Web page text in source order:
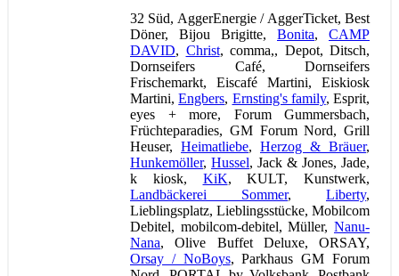
32 Süd, AggerEnergie / AggerTicket, Best
Döner, Bijou Brigitte, Bonita, CAMP
DAVID, Christ, comma,, Depot, Ditsch,
Dornseifers Café, Dornseifers
Frischemarkt, Eiscafé Martini, Eiskiosk
Martini,Engbers, Ernsting's family, Esprit,
eyes + more, Forum Gummersbach,
Früchteparadies, GM Forum Nord, Grill
Heuser, Heimatliebe, Herzog & Bräuer,
Hunkemöller, Hussel, Jack & Jones, Jade,
k kiosk, KiK, KULT, Kunstwerk,
Landbäckerei Sommer, Liberty,
Lieblingsplatz, Lieblingsstücke, Mobilcom
Debitel, mobilcom-debitel, Müller, Nanu-
Nana, Olive Buffet Deluxe, ORSAY,
Orsay / NoBoys, Parkhaus GM Forum